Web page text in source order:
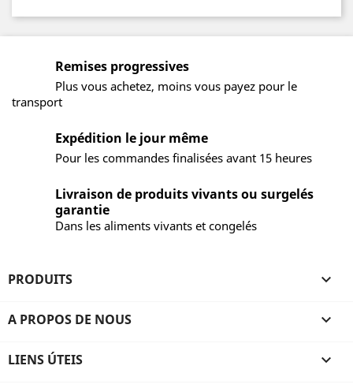
Remises progressives
Plus vous achetez, moins vous payez pour le
transport
Expédition le jour même
Pour les commandes finalisées avant 15 heures
Livraison de produits vivants ou surgelés
garantie
Dans les aliments vivants et congelés
PRODUITS 
A PROPOS DE NOUS 
LIENS ÚTEIS 